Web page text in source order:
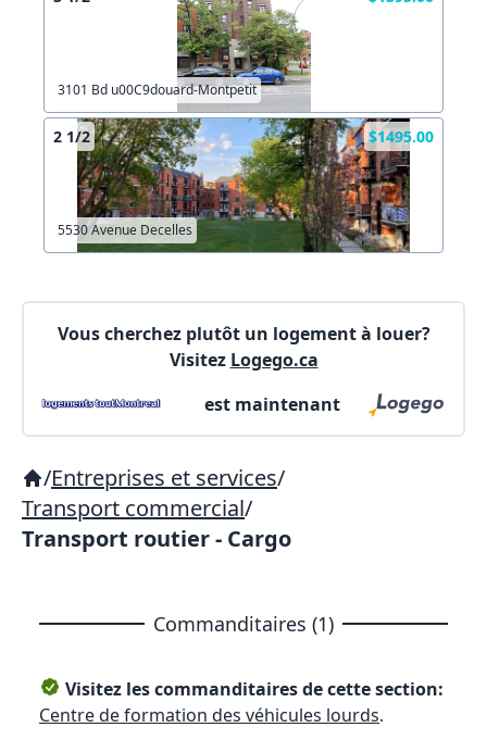
3101 Bd u00C9douard-Montpetit
2 1/2 $1495.00
5530 Avenue Decelles
Vous cherchez plutôt un logement à louer?
Visitez Logego.ca
est maintenant
/Entreprises et services/
Transport commercial/
Transport routier - Cargo
Commanditaires (1)
Visitez les commanditaires de cette section:
Centre de formation des véhicules lourds.
Commentaires:
X Fermer Envoyez
Commentaires:
Lien vers inscription (sera inclus dans courriel)
Copier lien
X Fermer Envoyez
Créer un compte
X Fermer